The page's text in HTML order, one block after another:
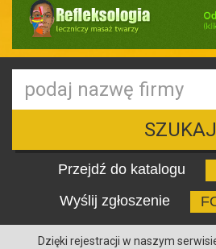
SZUKAJ
Przejdź do katalogu
Wyślij zgłoszenie
Dzięki rejestracji w naszym